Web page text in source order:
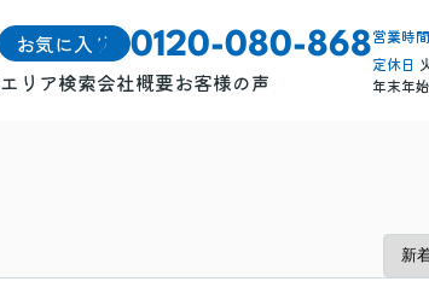
お気に入り 0120-080-868
エリア検索会社概要お客様の声
営業時間
定休日
年末年